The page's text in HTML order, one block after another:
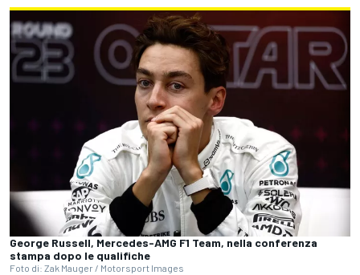
George Russell, Mercedes-AMG F1 Team, nella conferenza
stampa dopo le qualifiche
Foto di: Zak Mauger / Motorsport Images